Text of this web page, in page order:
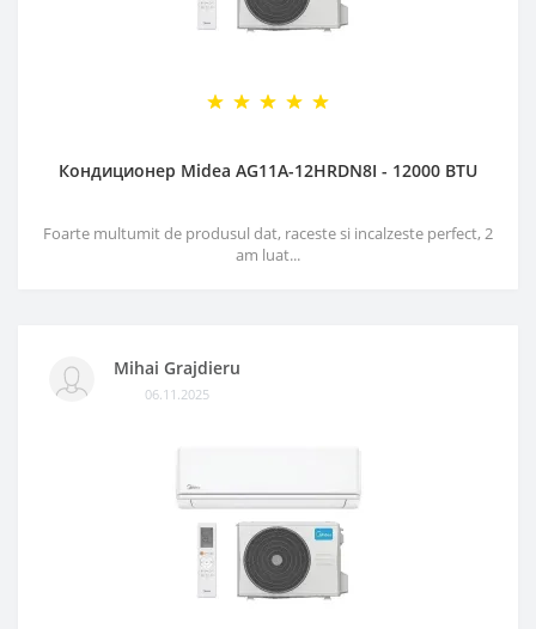
Кондиционер Midea AG11A-12HRDN8I - 12000 BTU
Foarte multumit de produsul dat, raceste si incalzeste perfect, 2
am luat...
Mihai Grajdieru
06.11.2025